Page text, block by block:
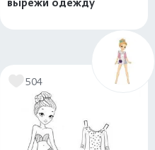
вырежи одежду
504